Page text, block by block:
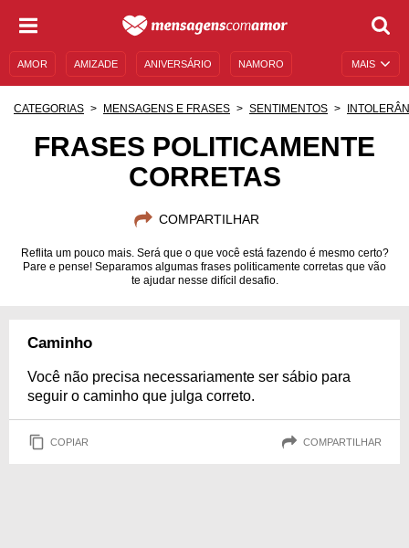
MAIS
AMOR AMIZADE ANIVERSÁRIO NAMORO
MENSAGENS DE ANIVERSÁRIO
CATEGORIAS MENSAGENS E FRASES SENTIMENTOS
FRASES POLITICAMENTE
CORRETAS
COMPARTILHAR
Reflita um pouco mais. Será que o que você está fazendo é mesmo certo?
Pare e pense! Separamos algumas frases politicamente corretas que vão
te ajudar nesse difícil desafio.
Caminho
Você não precisa necessariamente ser sábio para
seguir o caminho que julga correto.
COPIAR COMPARTILHAR